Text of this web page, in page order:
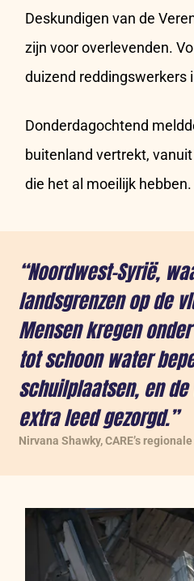
Deskundigen van de
zijn voor overlevenden.
duizend reddingswerkers
Donderdagochtend
buitenland vertrekt,
die het al moeilijk hebben.
“Noordwest-Syrië,
landsgrenzen op de
Mensen kregen
tot schoon water
schuilplaatsen, en
extra leed gezorgd.”
Nirvana Shawky, CARE’s